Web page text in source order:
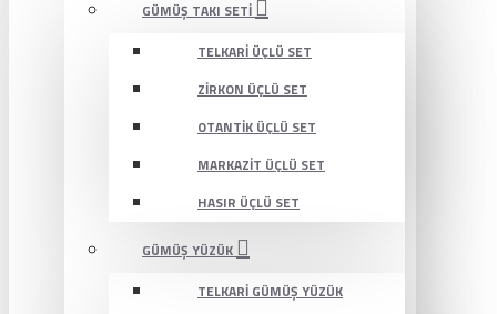
GÜMÜŞ TAKI SETI
TELKARI ÜÇLÜ SET
ZIRKON ÜÇLÜ SET
OTANTIK ÜÇLÜ SET
MARKAZIT ÜÇLÜ SET
HASIR ÜÇLÜ SET
GÜMÜŞ YÜZÜK
TELKARI GÜMÜŞ YÜZÜK